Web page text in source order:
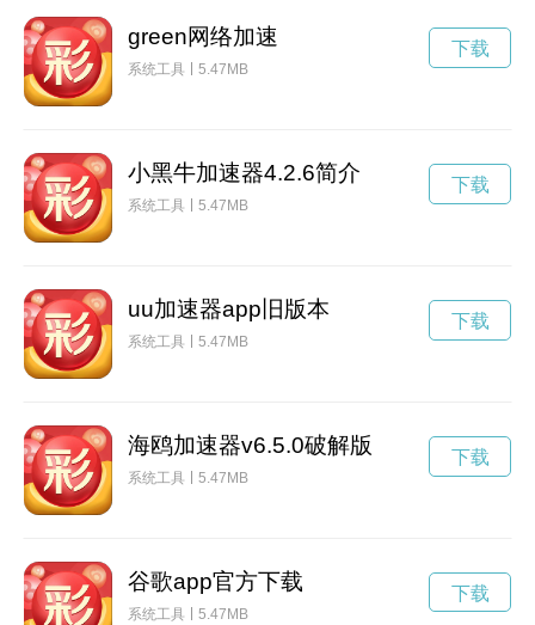
green网络加速
系统工具 5.47MB
下载
小黑牛加速器4.2.6简介
系统工具 5.47MB
下载
uu加速器app旧版本
系统工具 5.47MB
下载
海鸥加速器v6.5.0破解版
系统工具 5.47MB
下载
谷歌app官方下载
系统工具 5.47MB
下载